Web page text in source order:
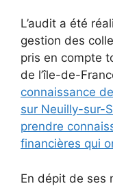
L’audit a été
gestion des
pris en compte
de l’île-de-
connaissance
sur Neuilly-sur-
prendre
financières qui
En dépit de ses